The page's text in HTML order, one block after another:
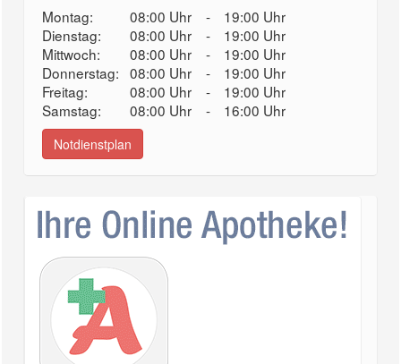
Montag: 08:00 Uhr -
19:00 Uhr
Dienstag:
08:00 Uhr -
19:00 Uhr
Mittwoch:
08:00 Uhr -
19:00 Uhr
Donnerstag: 08:00 Uhr -
19:00 Uhr
Freitag:
08:00 Uhr -
19:00 Uhr
Samstag:
08:00 Uhr - 16:00 Uhr
Notdienstplan